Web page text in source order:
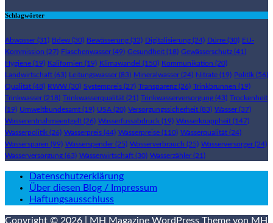
Schlagwörter
Abwasser(31) Bdew (30) Bewässerung (32) Digitalisierung (24) Dürre (30) EU-
Kommission (27) Flaschenwasser(49) Gesundheit (18) Gewässerschutz (41)
Hygiene (19) Kalifornien (19) Klimawandel (150) Kommunikation (20)
Landwirtschaft (63) Leitungswasser(83) Mineralwasser(24) Nitrate (19) Politik (56)
Qualität (48) RWW (30) Systempreis (27) Transparenz (26) Trinkbrunnen (19)
Trinkwasser(218) Trinkwasserqualität (21) Trinkwasserversorgung (43) Trockenheit
(19) Umweltbundesamt (19) USA (20) Versorgungssicherheit (83) Wasser(37)
Wasserentnahmeentgelt (26) Wasserfussabdruck (19) Wasserknappheit (147)
Wasserpolitik (26) Wasserpreis (44) Wasserpreise (110) Wasserqualität (24)
Wassersparen (99) Wasserspender(25) Wasserverbrauch (25) Wasserversorger(24)
Wasserversorgung (63) Wasserwirtschaft (30) Wasserzähler(21)
Datenschutzerklärung
Über diesen Blog / Impressum
Haftungsausschluss
Copyright © 2026 | MH Magazine WordPress Theme von MH